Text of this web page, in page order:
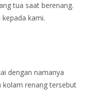
tua saat berenang.
kami.
dengan namanya
kolam renang tersebut